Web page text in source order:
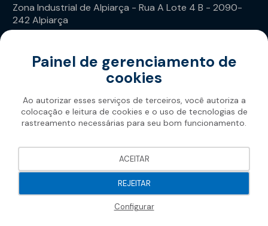
Zona Industrial de Alpiarça - Rua A Lote 4 B - 2090-
242 Alpiarça
Soprema 2026
Painel de gerenciamento de
cookies
Ao autorizar esses serviços de terceiros, você autoriza a
colocação e leitura de cookies e o uso de tecnologias de
rastreamento necessárias para seu bom funcionamento.
REJEITAR
Configurar
ACEITAR